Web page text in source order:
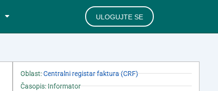
ULOGUJTE SE
Oblast:Centralni registar faktura (CRF)
Časopis: Informator